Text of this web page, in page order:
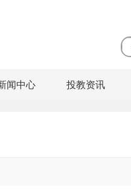
闻中心 投教资讯